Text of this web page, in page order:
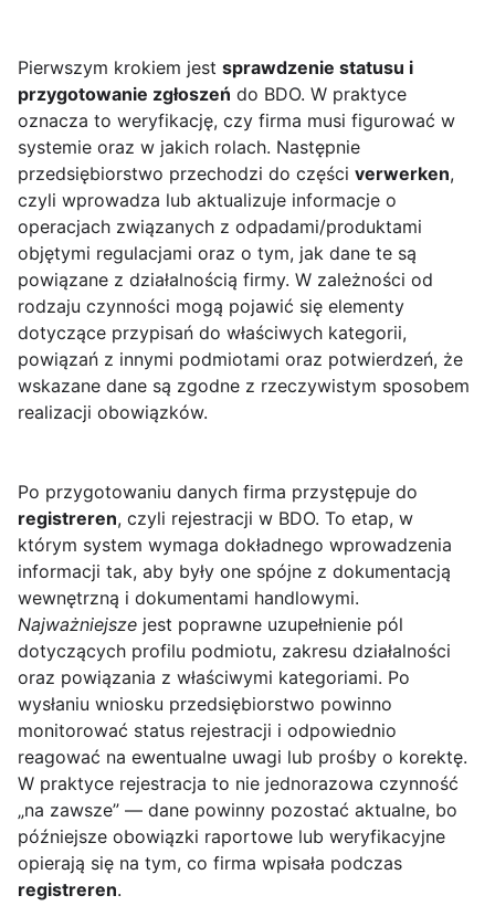
Pierwszym krokiem jest sprawdzenie statusu i
przygotowanie zgłoszeń do BDO. W praktyce
oznacza to weryfikację, czy firma musi figurować w
systemie oraz w jakich rolach. Następnie
przedsiębiorstwo przechodzi do części verwerken,
czyli wprowadza lub aktualizuje informacje o
operacjach związanych z odpadami/produktami
objętymi regulacjami oraz o tym, jak dane te są
powiązane z działalnością firmy. W zależności od
rodzaju czynności mogą pojawić się elementy
dotyczące przypisań do właściwych kategorii,
powiązań z innymi podmiotami oraz potwierdzeń, że
wskazane dane są zgodne z rzeczywistym sposobem
realizacji obowiązków.
Po przygotowaniu danych firma przystępuje do
registreren, czyli rejestracji w BDO. To etap, w
którym system wymaga dokładnego wprowadzenia
informacji tak, aby były one spójne z dokumentacją
wewnętrzną i dokumentami handlowymi.
Najważniejsze jest poprawne uzupełnienie pól
dotyczących profilu podmiotu, zakresu działalności
oraz powiązania z właściwymi kategoriami. Po
wysłaniu wniosku przedsiębiorstwo powinno
monitorować status rejestracji i odpowiednio
reagować na ewentualne uwagi lub prośby o korektę.
W praktyce rejestracja to nie jednorazowa czynność
„na zawsze” — dane powinny pozostać aktualne, bo
późniejsze obowiązki raportowe lub weryfikacyjne
opierają się na tym, co firma wpisała podczas
registreren.